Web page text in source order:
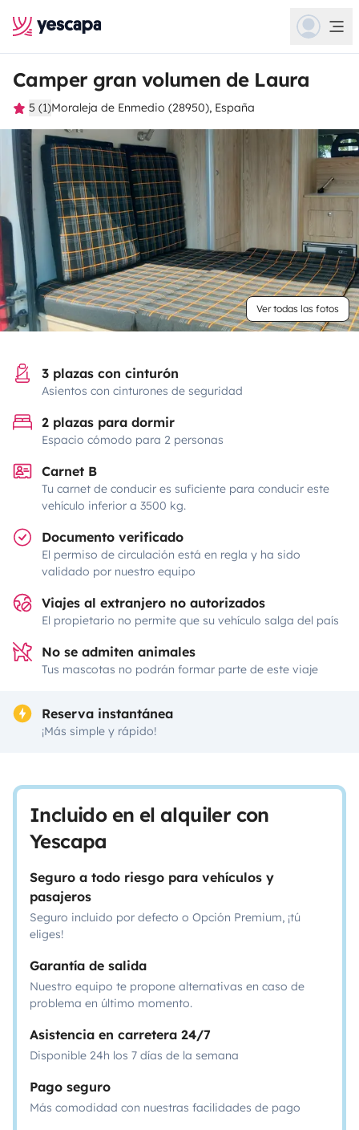
Camper gran volumen de Laura
5 (1)Moraleja de Enmedio (28950), España
Ver todas las fotos
3 plazas con cinturón
Asientos con cinturones de seguridad
2 plazas para dormir
Espacio cómodo para 2 personas
Carnet B
Tu carnet de conducir es suficiente para conducir este
vehículo inferior a 3500 kg.
Documento verificado
El permiso de circulación está en regla y ha sido
validado por nuestro equipo
Viajes al extranjero no autorizados
El propietario no permite que su vehículo salga del país
No se admiten animales
Tus mascotas no podrán formar parte de este viaje
Reserva instantánea
¡Más simple y rápido!
Incluido en el alquiler con
Yescapa
Seguro a todo riesgo para vehículos y
pasajeros
Seguro incluido por defecto o Opción Premium, ¡tú
eliges!
Garantía de salida
Nuestro equipo te propone alternativas en caso de
problema en último momento.
Asistencia en carretera 24/7
Disponible 24h los 7 días de la semana
Pago seguro
Más comodidad con nuestras facilidades de pago